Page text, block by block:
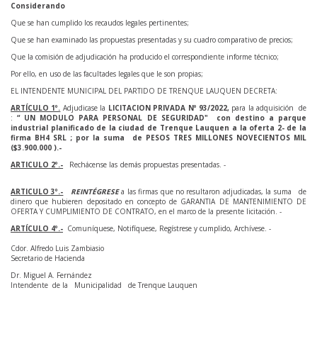
Considerando
Que se han cumplido los recaudos legales pertinentes;
Que se han examinado las propuestas presentadas y su cuadro comparativo de precios;
Que la comisión de adjudicación ha producido el correspondiente informe técnico;
Por ello, en uso de las facultades legales que le son propias;
EL INTENDENTE MUNICIPAL DEL PARTIDO DE TRENQUE LAUQUEN DECRETA:
ARTÍCULO 1º. Adjudicase la LICITACION PRIVADA Nº 93/2022, para la adquisición de
: “ UN MODULO PARA PERSONAL DE SEGURIDAD" con destino a parque
industrial planificado de la ciudad de Trenque Lauquen a la oferta 2- de la
firma BH4 SRL ; por la suma de PESOS TRES MILLONES NOVECIENTOS MIL
($3.900.000 ).-
ARTICULO 2º.- Rechácense las demás propuestas presentadas. -
ARTICULO 3º.- REINTÉGRESEa las firmas que no resultaron adjudicadas, la suma de
dinero que hubieren depositado en concepto de GARANTIA DE MANTENIMIENTO DE
OFERTA Y CUMPLIMIENTO DE CONTRATO, en el marco de la presente licitación. -
ARTÍCULO 4º.- Comuníquese, Notifíquese, Regístrese y cumplido, Archívese. -
Cdor. Alfredo Luis Zambiasio
Secretario de Hacienda
Dr. Miguel A. Fernández
Intendente de la Municipalidad de Trenque Lauquen